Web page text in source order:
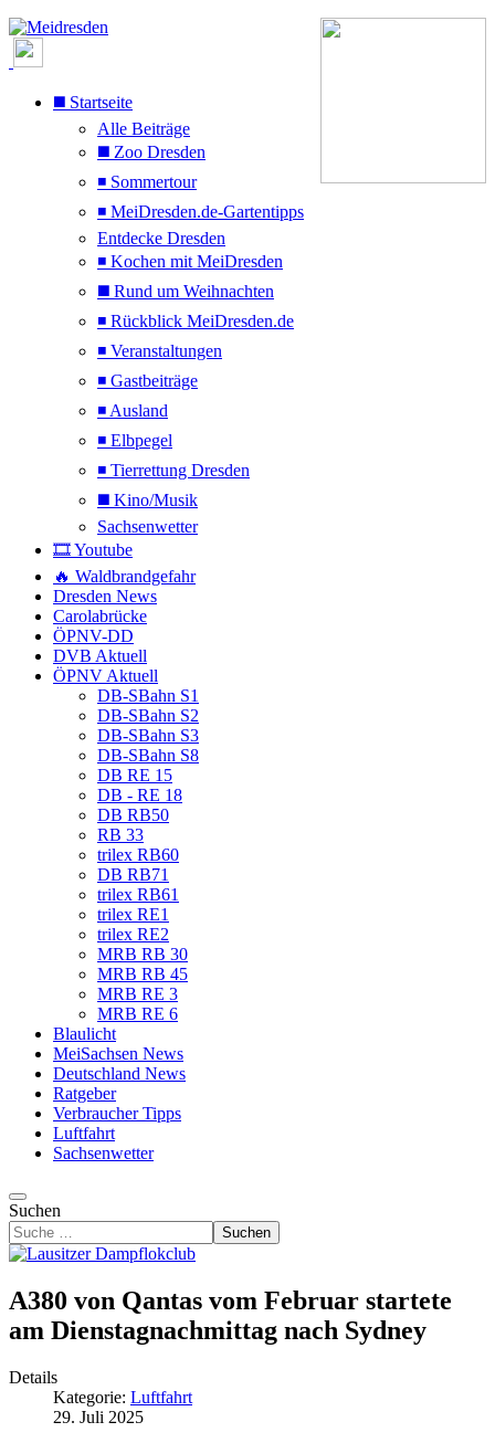
◼️ Startseite
Alle Beiträge
◼️ Zoo Dresden
◾ Sommertour
◾ MeiDresden.de-Gartentipps
Entdecke Dresden
◾ Kochen mit MeiDresden
◼️ Rund um Weihnachten
◾ Rückblick MeiDresden.de
◾ Veranstaltungen
◾ Gastbeiträge
◾ Ausland
◾ Elbpegel
◾ Tierrettung Dresden
◼️ Kino/Musik
Sachsenwetter
🎞️ Youtube
🔥 Waldbrandgefahr
Dresden News
Carolabrücke
ÖPNV-DD
DVB Aktuell
ÖPNV Aktuell
DB-SBahn S1
DB-SBahn S2
DB-SBahn S3
DB-SBahn S8
DB RE 15
DB - RE 18
DB RB50
RB 33
trilex RB60
DB RB71
trilex RB61
trilex RE1
trilex RE2
MRB RB 30
MRB RB 45
MRB RE 3
MRB RE 6
Blaulicht
MeiSachsen News
Deutschland News
Ratgeber
Verbraucher Tipps
Luftfahrt
Sachsenwetter
Suchen
Suchen
A380 von Qantas vom Februar startete
am Dienstagnachmittag nach Sydney
Details
Kategorie: Luftfahrt
29. Juli 2025